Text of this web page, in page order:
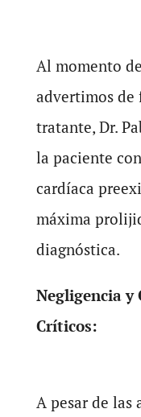
Al momento
advertimos
tratante, Dr.
la paciente
cardíaca
máxima
diagnóstica.
Negligencia y
Críticos:
A pesar de las